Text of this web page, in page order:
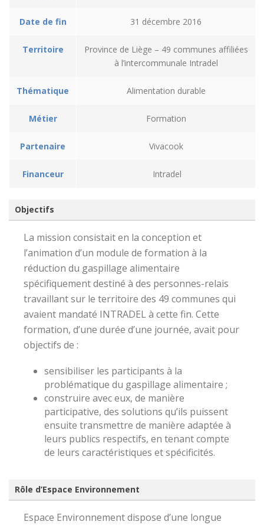
Date de fin 31 décembre 2016
Territoire
Province de Liège – 49 communes affiliées
à l’intercommunale Intradel
Thématique Alimentation durable
Métier Formation
Partenaire Vivacook
Financeur Intradel
Objectifs
La mission consistait en la conception et
l’animation d’un module de formation à la
réduction du gaspillage alimentaire
spécifiquement destiné à des personnes-relais
travaillant sur le territoire des 49 communes qui
avaient mandaté INTRADEL à cette fin. Cette
formation, d’une durée d’une journée, avait pour
objectifs de :
sensibiliser les participants à la
problématique du gaspillage alimentaire ;
construire avec eux, de manière
participative, des solutions qu’ils puissent
ensuite transmettre de manière adaptée à
leurs publics respectifs, en tenant compte
de leurs caractéristiques et spécificités.
Rôle d’Espace Environnement
Espace Environnement dispose d’une longue